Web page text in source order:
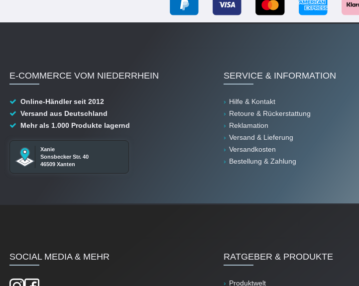
E-COMMERCE VOM NIEDERRHEIN
Online-Händler seit 2012
Versand aus Deutschland
Mehr als 1.000 Produkte lagernd
Xanie
Sonsbecker Str. 40
46509 Xanten
SERVICE & INFORMATION
Hilfe & Kontakt
Retoure & Rückerstattung
Reklamation
Versand & Lieferung
Versandkosten
Bestellung & Zahlung
SOCIAL MEDIA & MEHR RATGEBER & PRODUKTE
Produktwelt